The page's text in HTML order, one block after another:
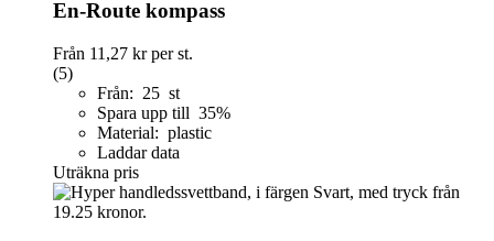
En-Route kompass
Från 11,27 krper st.
(5)
Från: 25 st
Spara upp till 35%
Material: plastic
Laddar data
Uträkna pris